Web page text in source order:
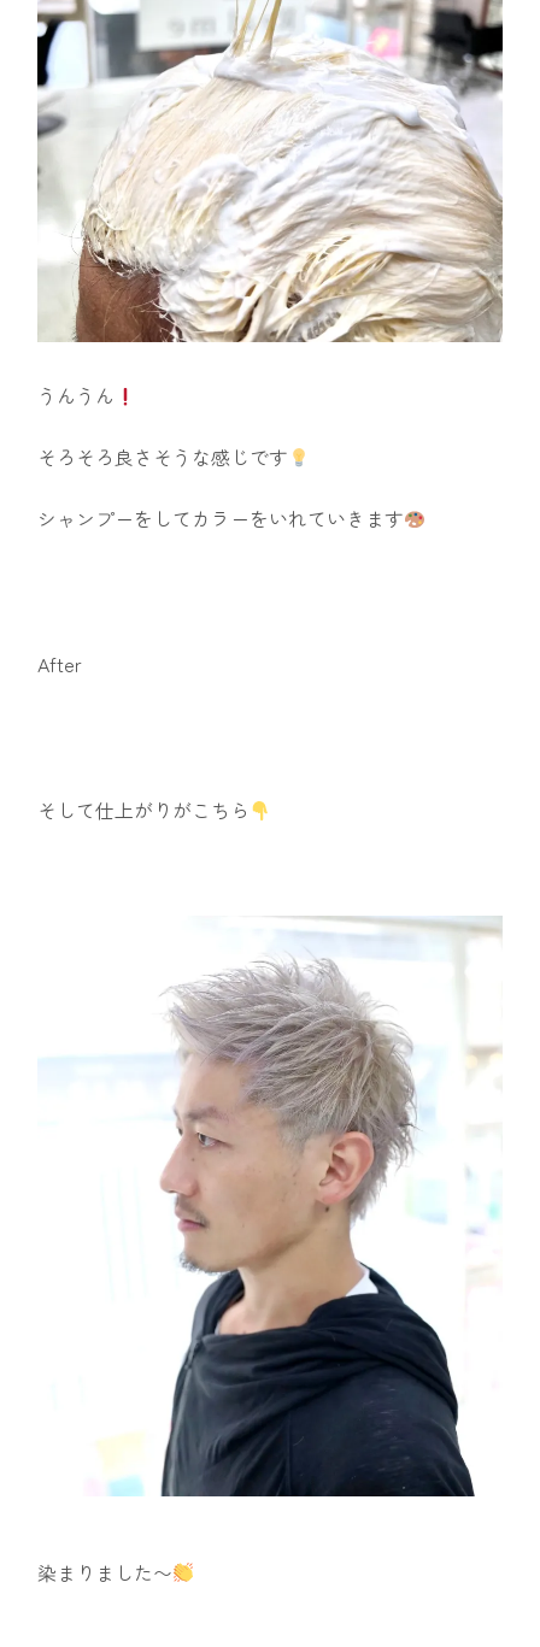
うんうん
そろそろ良さそうな感じです
シャンプーをしてカラーをいれていきます
After
そして仕上がりがこちら
染まりました〜